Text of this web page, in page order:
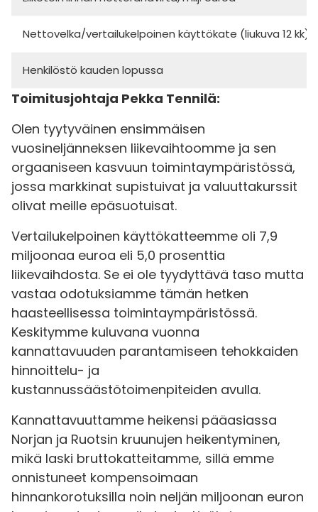
Nettovelka/vertailukelpoinen käyttökate (liukuva 12 kk)
Henkilöstö kauden lopussa
Toimitusjohtaja Pekka Tennilä:
Olen tyytyväinen ensimmäisen
vuosineljänneksen liikevaihtoomme ja sen
orgaaniseen kasvuun toimintaympäristössä,
jossa markkinat supistuivat ja valuuttakurssit
olivat meille epäsuotuisat.
Vertailukelpoinen käyttökatteemme oli 7,9
miljoonaa euroa eli 5,0 prosenttia
liikevaihdosta. Se ei ole tyydyttävä taso mutta
vastaa odotuksiamme tämän hetken
haasteellisessa toimintaympäristössä.
Keskitymme kuluvana vuonna
kannattavuuden parantamiseen tehokkaiden
hinnoittelu- ja
kustannussäästötoimenpiteiden avulla.
Kannattavuuttamme heikensi pääasiassa
Norjan ja Ruotsin kruunujen heikentyminen,
mikä laski bruttokatteitamme, sillä emme
onnistuneet kompensoimaan
hinnankorotuksilla noin neljän miljoonan euron